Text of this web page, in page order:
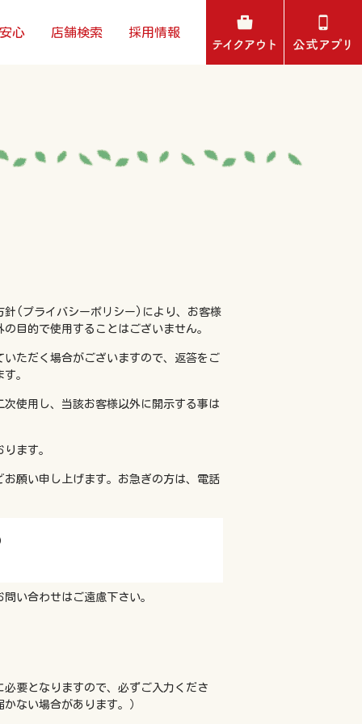
心 店舗検索 採用情報
針(プライバシーポリシー)により、お客様
目的で使用することはございません。
ただく場合がございますので、返答をご
。
使用し、当該お客様以外に開示する事は
ます。
願い申し上げます。お急ぎの方は、電話
い合わせはご遠慮下さい。
要となりますので、必ずご入力くださ
ない場合があります。）